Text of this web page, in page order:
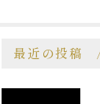
最近の投稿